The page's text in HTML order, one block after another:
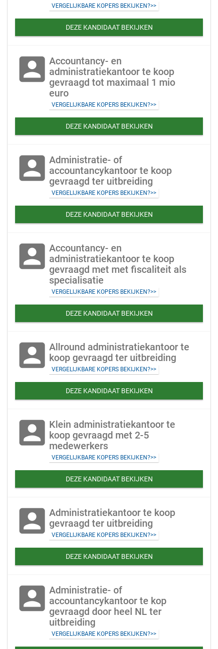
VERGELIJKBARE KOPERS BEKIJKEN?>>
DEZE KANDIDAAT BEKIJKEN
account_box Accountancy- en
administratiekantoor te koop
gevraagd tot maximaal 1 mio
euro
VERGELIJKBARE KOPERS BEKIJKEN?>>
DEZE KANDIDAAT BEKIJKEN
account_box Administratie- of
accountancykantoor te koop
gevraagd ter uitbreiding
VERGELIJKBARE KOPERS BEKIJKEN?>>
DEZE KANDIDAAT BEKIJKEN
account_box Accountancy- en
administratiekantoor te koop
gevraagd met met fiscaliteit als
specialisatie
VERGELIJKBARE KOPERS BEKIJKEN?>>
DEZE KANDIDAAT BEKIJKEN
account_box Allround administratiekantoor te
koop gevraagd ter uitbreiding
VERGELIJKBARE KOPERS BEKIJKEN?>>
DEZE KANDIDAAT BEKIJKEN
account_box Klein administratiekantoor te
koop gevraagd met 2-5
medewerkers
VERGELIJKBARE KOPERS BEKIJKEN?>>
DEZE KANDIDAAT BEKIJKEN
account_box Administratiekantoor te koop
gevraagd ter uitbreiding
VERGELIJKBARE KOPERS BEKIJKEN?>>
DEZE KANDIDAAT BEKIJKEN
account_box Administratie- of
accountancykantoor te kop
gevraagd door heel NL ter
uitbreiding
VERGELIJKBARE KOPERS BEKIJKEN?>>